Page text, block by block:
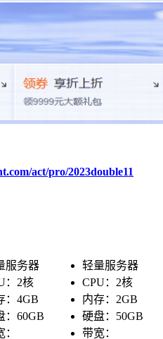
act/pro/2023double11
服务器
：2核
：4GB
：60GB
轻量服务器
CPU：2核
内存：2GB
硬盘：50GB
带宽：